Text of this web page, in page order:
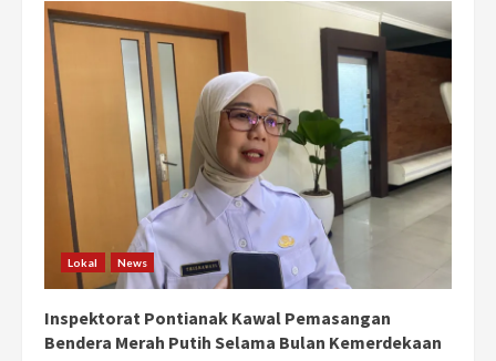
Lokal News
Inspektorat Pontianak Kawal Pemasangan
Bendera Merah Putih Selama Bulan Kemerdekaan